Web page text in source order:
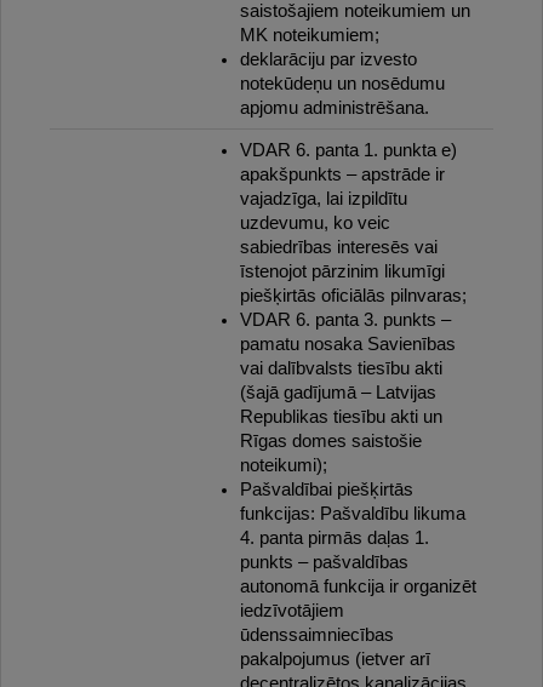
saistošajiem noteikumiem un
MK noteikumiem;
deklarāciju par izvesto
notekūdeņu un nosēdumu
apjomu administrēšana.
VDAR 6. panta 1. punkta e)
apakšpunkts – apstrāde ir
vajadzīga, lai izpildītu
uzdevumu, ko veic
sabiedrības interesēs vai
īstenojot pārzinim likumīgi
piešķirtās oficiālās pilnvaras;
VDAR 6. panta 3. punkts –
pamatu nosaka Savienības
vai dalībvalsts tiesību akti
(šajā gadījumā – Latvijas
Republikas tiesību akti un
Rīgas domes saistošie
noteikumi);
Pašvaldībai piešķirtās
funkcijas: Pašvaldību likuma
4. panta pirmās daļas 1.
punkts – pašvaldības
autonomā funkcija ir organizēt
iedzīvotājiem
ūdenssaimniecības
pakalpojumus (ietver arī